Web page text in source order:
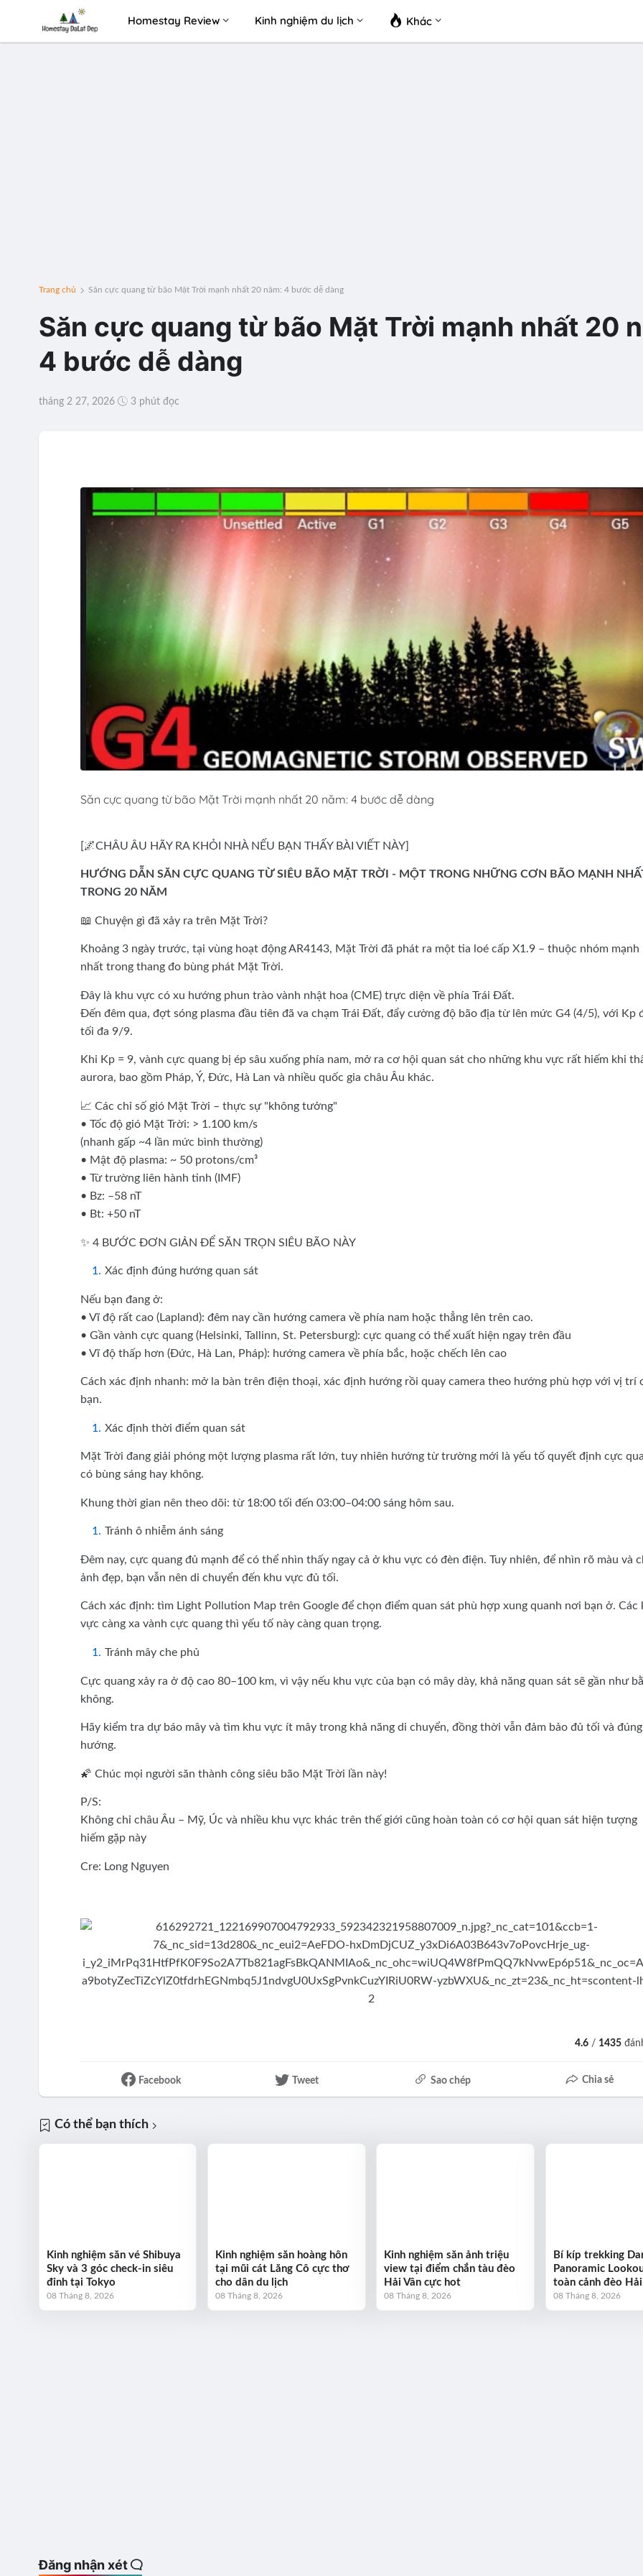
Homestay Review Kinh nghiệm du lịch Khác
Trang chủ Săn cực quang từ bão Mặt Trời mạnh nhất 20 năm: 4 bước dễ dàng
Săn cực quang từ bão Mặt Trời mạnh nhất 20
4 bước dễ dàng
tháng 2 27, 2026 3 phút đọc
Săn cực quang từ bão Mặt Trời mạnh nhất 20 năm: 4 bước dễ dàng
[🌌CHÂU ÂU HÃY RA KHỎI NHÀ NẾU BẠN THẤY BÀI VIẾT NÀY]
HƯỚNG DẪN SĂN CỰC QUANG TỪ SIÊU BÃO MẶT TRỜI - MỘT TRONG NHỮNG CƠN BÃO MẠNH
TRONG 20 NĂM
📖 Chuyện gì đã xảy ra trên Mặt Trời?
Khoảng 3 ngày trước, tại vùng hoạt động AR4143, Mặt Trời đã phát ra một tia loé cấp X1.9 – thuộc nhóm mạnh
nhất trong thang đo bùng phát Mặt Trời.
Đây là khu vực có xu hướng phun trào vành nhật hoa (CME) trực diện về phía Trái Đất.
Đến đêm qua, đợt sóng plasma đầu tiên đã va chạm Trái Đất, đẩy cường độ bão địa từ lên mức G4 (4/5), với Kp
tối đa 9/9.
Khi Kp = 9, vành cực quang bị ép sâu xuống phía nam, mở ra cơ hội quan sát cho những khu vực rất hiếm khi
aurora, bao gồm Pháp, Ý, Đức, Hà Lan và nhiều quốc gia châu Âu khác.
📈 Các chỉ số gió Mặt Trời – thực sự "không tưởng"
• Tốc độ gió Mặt Trời: > 1.100 km/s
(nhanh gấp ~4 lần mức bình thường)
• Mật độ plasma: ~ 50 protons/cm³
• Từ trường liên hành tinh (IMF)
• Bz: –58 nT
• Bt: +50 nT
✨ 4 BƯỚC ĐƠN GIẢN ĐỂ SĂN TRỌN SIÊU BÃO NÀY
Xác định đúng hướng quan sát
Nếu bạn đang ở:
• Vĩ độ rất cao (Lapland): đêm nay cần hướng camera về phía nam hoặc thẳng lên trên cao.
• Gần vành cực quang (Helsinki, Tallinn, St. Petersburg): cực quang có thể xuất hiện ngay trên đầu
• Vĩ độ thấp hơn (Đức, Hà Lan, Pháp): hướng camera về phía bắc, hoặc chếch lên cao
Cách xác định nhanh: mở la bàn trên điện thoại, xác định hướng rồi quay camera theo hướng phù hợp với vị trí
bạn.
Xác định thời điểm quan sát
Mặt Trời đang giải phóng một lượng plasma rất lớn, tuy nhiên hướng từ trường mới là yếu tố quyết định cực
có bùng sáng hay không.
Khung thời gian nên theo dõi: từ 18:00 tối đến 03:00–04:00 sáng hôm sau.
Tránh ô nhiễm ánh sáng
Đêm nay, cực quang đủ mạnh để có thể nhìn thấy ngay cả ở khu vực có đèn điện. Tuy nhiên, để nhìn rõ màu và
ảnh đẹp, bạn vẫn nên di chuyển đến khu vực đủ tối.
Cách xác định: tìm Light Pollution Map trên Google để chọn điểm quan sát phù hợp xung quanh nơi bạn ở. Các
vực càng xa vành cực quang thì yếu tố này càng quan trọng.
Tránh mây che phủ
Cực quang xảy ra ở độ cao 80–100 km, vì vậy nếu khu vực của bạn có mây dày, khả năng quan sát sẽ gần như
không.
Hãy kiểm tra dự báo mây và tìm khu vực ít mây trong khả năng di chuyển, đồng thời vẫn đảm bảo đủ tối và đúng
hướng.
🌠 Chúc mọi người săn thành công siêu bão Mặt Trời lần này!
P/S:
Không chỉ châu Âu – Mỹ, Úc và nhiều khu vực khác trên thế giới cũng hoàn toàn có cơ hội quan sát hiện tượng
hiếm gặp này
Cre: Long Nguyen
4.6 / 1435
Facebook Tweet Sao chép Chia sẻ
Có thể bạn thích
Kinh nghiệm săn vé Shibuya
Sky và 3 góc check-in siêu
đỉnh tại Tokyo
08 Tháng 8, 2026
Kinh nghiệm săn hoàng hôn
tại mũi cát Lăng Cô cực thơ
cho dân du lịch
08 Tháng 8, 2026
Kinh nghiệm săn ảnh triệu
view tại điểm chắn tàu đèo
Hải Vân cực hot
08 Tháng 8, 2026
Bí kíp trekking
Panoramic
toàn cảnh đèo Hải
08 Tháng 8, 2026
Đăng nhận xét